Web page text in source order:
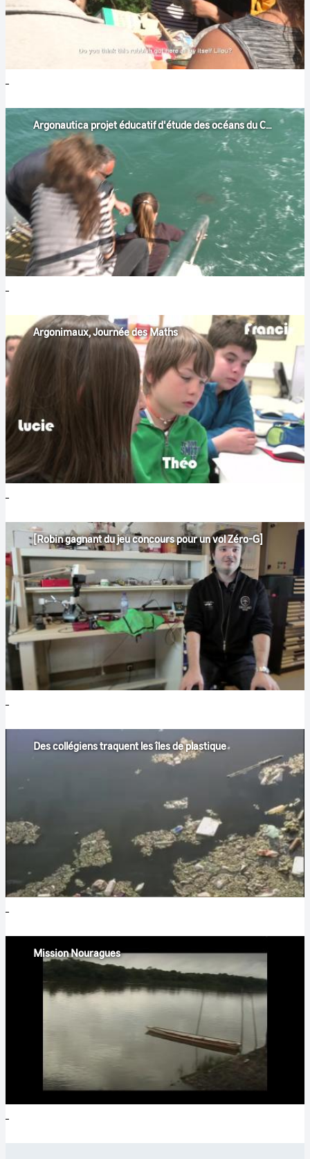
Argonautica projet éducatif d'étude des océans du CNES
Argonimaux, Journée des Maths
[Robin gagnant du jeu concours pour un vol Zéro-G]
Des collégiens traquent les îles de plastique
Mission Nouragues